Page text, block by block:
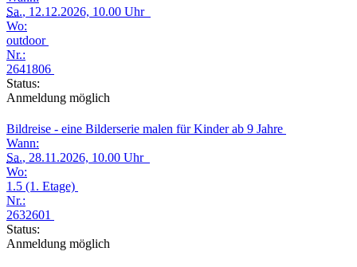
Sa., 12.12.2026, 10.00 Uhr
Wo:
outdoor
Nr.:
2641806
Status:
Anmeldung möglich
Bildreise - eine Bilderserie malen für Kinder ab 9 Jahre
Wann:
Sa., 28.11.2026, 10.00 Uhr
Wo:
1.5 (1. Etage)
Nr.:
2632601
Status:
Anmeldung möglich